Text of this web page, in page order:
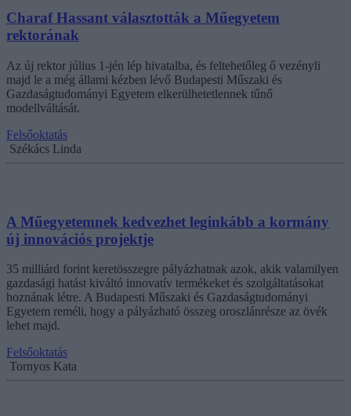
Charaf Hassant választották a Műegyetem
rektorának
Az új rektor július 1-jén lép hivatalba, és feltehetőleg ő vezényli
majd le a még állami kézben lévő Budapesti Műszaki és
Gazdaságtudományi Egyetem elkerülhetetlennek tűnő
modellváltását.
Felsőoktatás
Székács Linda
A Műegyetemnek kedvezhet leginkább a kormány
új innovációs projektje
35 milliárd forint keretösszegre pályázhatnak azok, akik valamilyen
gazdasági hatást kiváltó innovatív termékeket és szolgáltatásokat
hoznának létre. A Budapesti Műszaki és Gazdaságtudományi
Egyetem reméli, hogy a pályázható összeg oroszlánrésze az övék
lehet majd.
Felsőoktatás
Tornyos Kata